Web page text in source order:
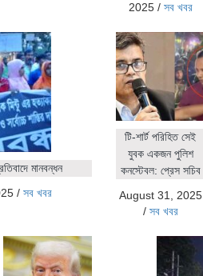
2025/ সব খবর
মানবন্ধন
/ সব খবর
টি-শার্ট পরিহিত সেই
যুবক একজন পুলিশ
কনস্টেবল: প্রেস সচিব
August 31, 2025
/ সব খবর